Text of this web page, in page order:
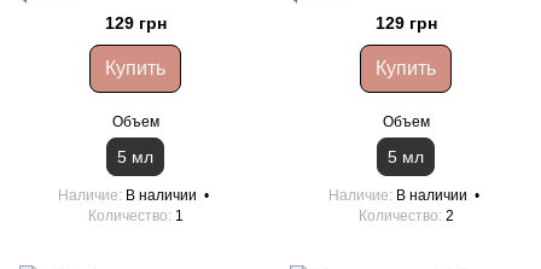
129 грн
Купить
Объем
5 мл
Наличие В наличии
Количество 1
129 грн
Купить
Объем
5 мл
Наличие В наличии
Количество 2